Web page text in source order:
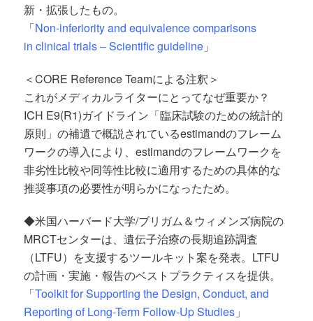
新・拡張したもの。
「Non-inferiority and equivalence comparisons
in clinical trials – Scientific guideline 」
＜CORE Reference Teamによる注釈＞
これがメディカルライターにとってなぜ重要か？
ICH E9(R1)ガイドライン「臨床試験のための統計的
原則」の補遺で概説されているestimandのフレーム
ワークの導入により、estimandのフレームワークを
非劣性比較や同等性比較に適用するための具体的な
推奨事項の必要性が明らかになったため。
◆米国ハーバード大学/ブリガム＆ウィメンズ病院の
MRCTセンターは、遺伝子治療の長期追跡調査
（LTFU）を支援するツールキット案を発表。LTFU
の計画・実施・報告のベストプラクティスを提供。
「Toolkit for Supporting the Design, Conduct, and
Reporting of Long-Term Follow-Up Studies 」